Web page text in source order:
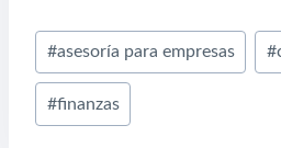
Etiquetas
de
la
#asesoría para empresas #
#finanzas